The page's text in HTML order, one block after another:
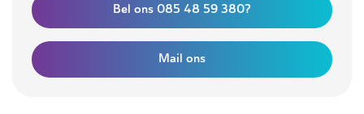
Bel ons 085 48 59 380?
Mail ons